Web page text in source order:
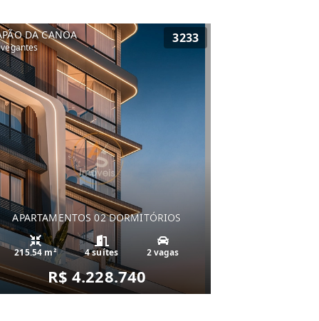
DA CANOA 3233
APARTAMENTOS 02 DORMITÓRIOS
215.54 m² 4 suítes 2 vagas
R$ 4.228.740